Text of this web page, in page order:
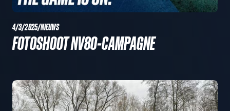
4/3/2025/NIEUWS
FOTOSHOOT NV80-CAMPAGNE